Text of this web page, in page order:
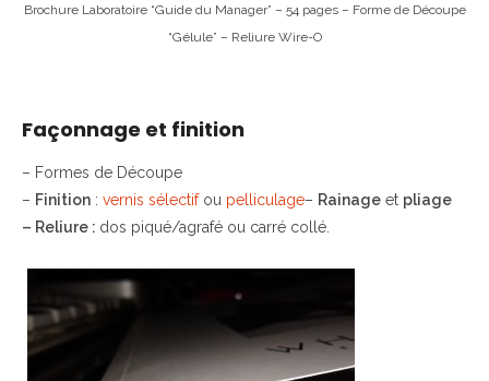
Brochure Laboratoire “Guide du Manager” – 54 pages – Forme de Découpe
“Gélule” – Reliure Wire-O
Façonnage et finition
– Formes de Découpe
– Finition : vernis sélectifou pelliculage– Rainage et pliage
– Reliure : dos piqué/agrafé ou carré collé.